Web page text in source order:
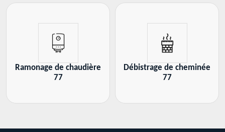
Ramonage de chaudière
77
Débistrage de cheminée
77